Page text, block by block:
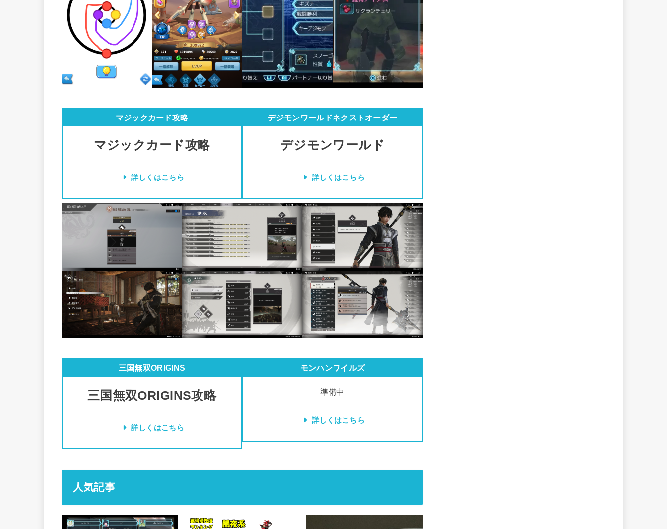
マジックカード攻略
マジックカード攻略
詳しくはこちら
デジモンワールドネクストオーダー
デジモンワールド
詳しくはこちら
三国無双ORIGINS
三国無双ORIGINS攻略
詳しくはこちら
モンハンワイルズ
準備中
詳しくはこちら
人気記事